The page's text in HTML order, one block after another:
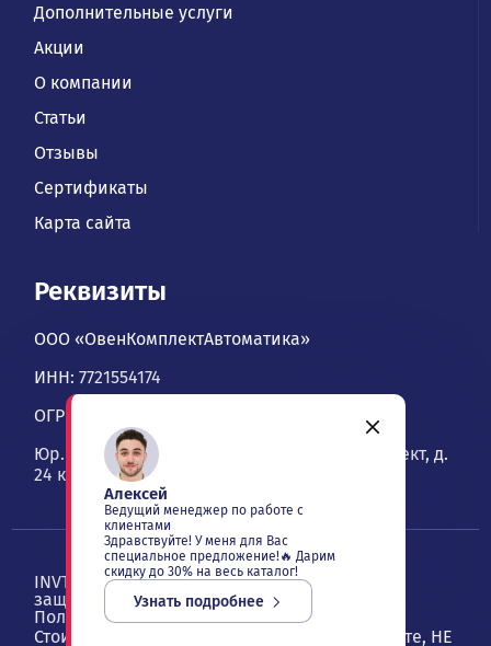
Дополнительные услуги
Акции
О компании
Статьи
Отзывы
Сертификаты
Карта сайта
Реквизиты
ООО «ОвенКомплектАвтоматика»
ИНН: 7721554174
ОГРН: 1067746534900
Юр. адрес: 109428, Москва, Рязанский проспект, д.
24 к. 2, офис 1101
INVT — ОвенКомплектАвтоматика. Все права
защищены ©2026 , Москва
Политика конфиденциальности
Стоимость товаров и услуг, указанная на сайте, НЕ
Алексей
Ведущий менеджер по работе с
клиентами
Здравствуйте! У меня для Вас
специальное предложение!🔥 Дарим
скидку до 30% на весь каталог!
Узнать подробнее